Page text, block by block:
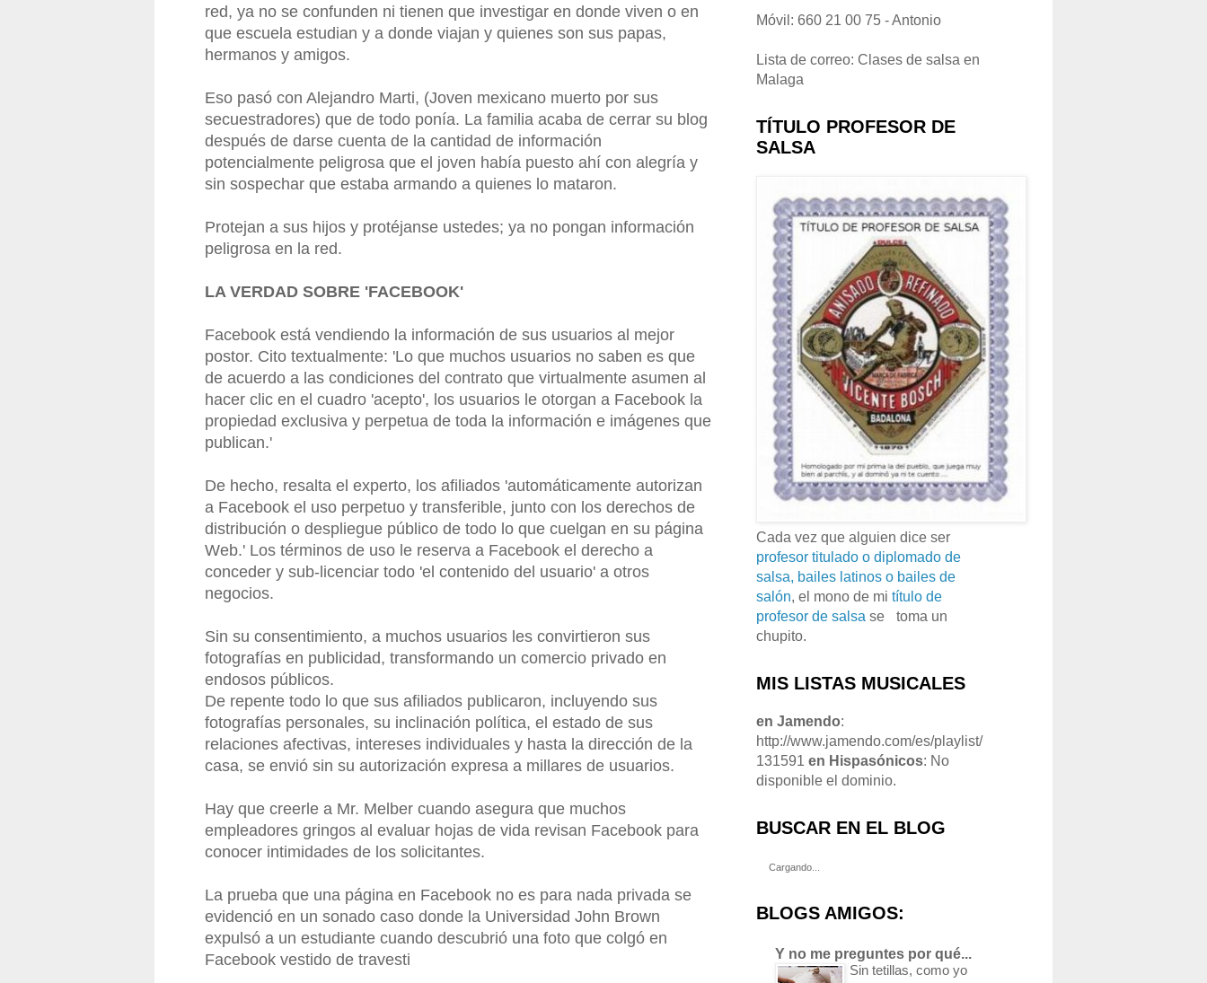
red, ya no se confunden ni tienen que investigar en donde viven o en
que escuela estudian y a donde viajan y quienes son sus papas,
hermanos y amigos.
Eso pasó con Alejandro Marti, (Joven mexicano muerto por sus
secuestradores) que de todo ponía. La familia acaba de cerrar su blog
después de darse cuenta de la cantidad de información
potencialmente peligrosa que el joven había puesto ahí con alegría y
sin sospechar que estaba armando a quienes lo mataron.
Protejan a sus hijos y protéjanse ustedes; ya no pongan información
peligrosa en la red.
LA VERDAD SOBRE 'FACEBOOK'
Facebook está vendiendo la información de sus usuarios al mejor
postor. Cito textualmente: 'Lo que muchos usuarios no saben es que
de acuerdo a las condiciones del contrato que virtualmente asumen al
hacer clic en el cuadro 'acepto', los usuarios le otorgan a Facebook la
propiedad exclusiva y perpetua de toda la información e imágenes que
publican.'
De hecho, resalta el experto, los afiliados 'automáticamente autorizan
a Facebook el uso perpetuo y transferible, junto con los derechos de
distribución o despliegue público de todo lo que cuelgan en su página
Web.' Los términos de uso le reserva a Facebook el derecho a
conceder y sub-licenciar todo 'el contenido del usuario' a otros
negocios.
Sin su consentimiento, a muchos usuarios les convirtieron sus
fotografías en publicidad, transformando un comercio privado en
endosos públicos.
De repente todo lo que sus afiliados publicaron, incluyendo sus
fotografías personales, su inclinación política, el estado de sus
relaciones afectivas, intereses individuales y hasta la dirección de la
casa, se envió sin su autorización expresa a millares de usuarios.
Hay que creerle a Mr. Melber cuando asegura que muchos
empleadores gringos al evaluar hojas de vida revisan Facebook para
conocer intimidades de los solicitantes.
La prueba que una página en Facebook no es para nada privada se
evidenció en un sonado caso donde la Universidad John Brown
expulsó a un estudiante cuando descubrió una foto que colgó en
Facebook vestido de travesti
Móvil: 660 21 00 75 - Antonio
Lista de correo: Clases de salsa en
Malaga
TÍTULO PROFESOR DE
SALSA
Cada vez que alguien dice ser
profesor titulado o diplomado de
salsa, bailes latinos o bailes de
salón, el mono de mi título de
profesor de salsa se
toma un
chupito.
MIS LISTAS MUSICALES
en Jamendo:
http://www.jamendo.com/es/playlist/
131591 en Hispasónicos: No
disponible el dominio.
BUSCAR EN EL BLOG
Cargando...
BLOGS AMIGOS:
Y no me preguntes por qué...
Sin tetillas, como yo